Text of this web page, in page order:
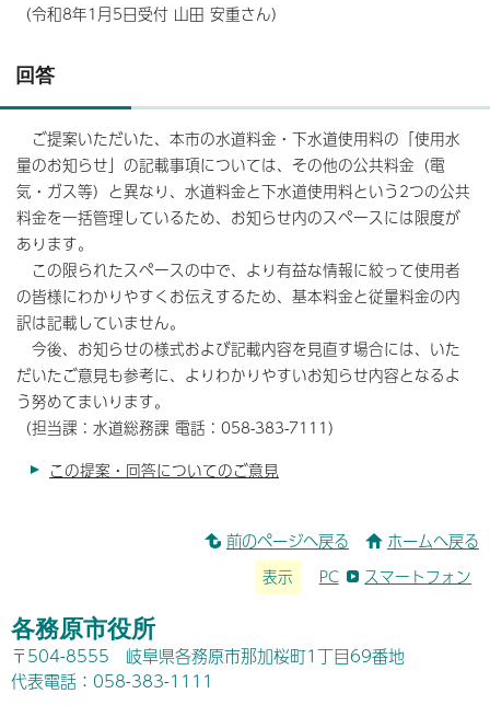
（令和8年1月5日受付 山田 安重さん）
回答
ご提案いただいた、本市の水道料金・下水道使用料の「使用水
量のお知らせ」の記載事項については、その他の公共料金（電
気・ガス等）と異なり、水道料金と下水道使用料という2つの公共
料金を一括管理しているため、お知らせ内のスペースには限度が
あります。
この限られたスペースの中で、より有益な情報に絞って使用者
の皆様にわかりやすくお伝えするため、基本料金と従量料金の内
訳は記載していません。
今後、お知らせの様式および記載内容を見直す場合には、いた
だいたご意見も参考に、よりわかりやすいお知らせ内容となるよ
う努めてまいります。
（担当課：水道総務課 電話：058-383-7111）
この提案・回答についてのご意見
前のページへ戻る ホームへ戻る
表示 PC スマートフォン
各務原市役所
〒504-8555 岐阜県各務原市那加桜町1丁目69番地
代表電話：058-383-1111